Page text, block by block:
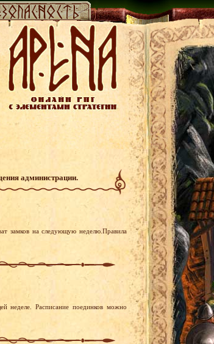
администрации.
замков на следующую неделю.Правила
неделе. Расписание поединков можно